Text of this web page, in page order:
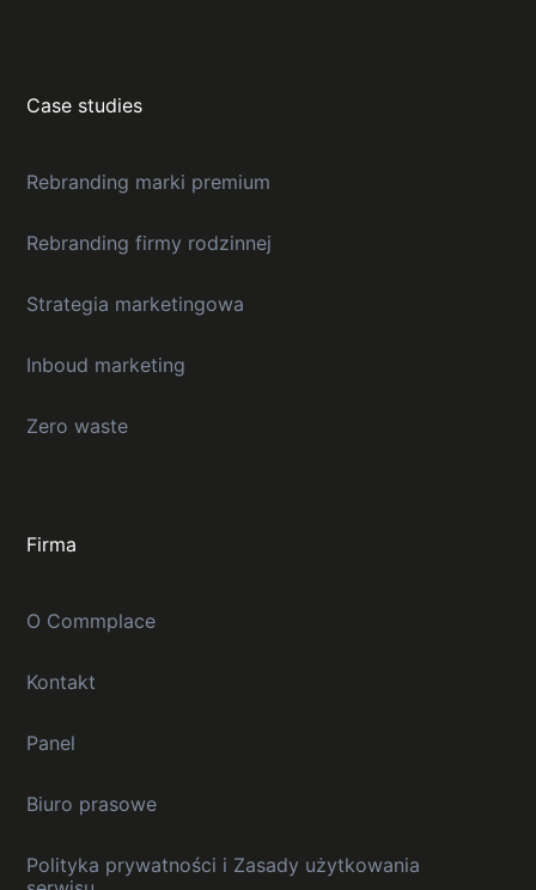
Case studies
Rebranding marki premium
Rebranding firmy rodzinnej
Strategia marketingowa
Inboud marketing
Zero waste
Firma
O Commplace
Kontakt
Panel
Biuro prasowe
Polityka prywatności i Zasady użytkowania